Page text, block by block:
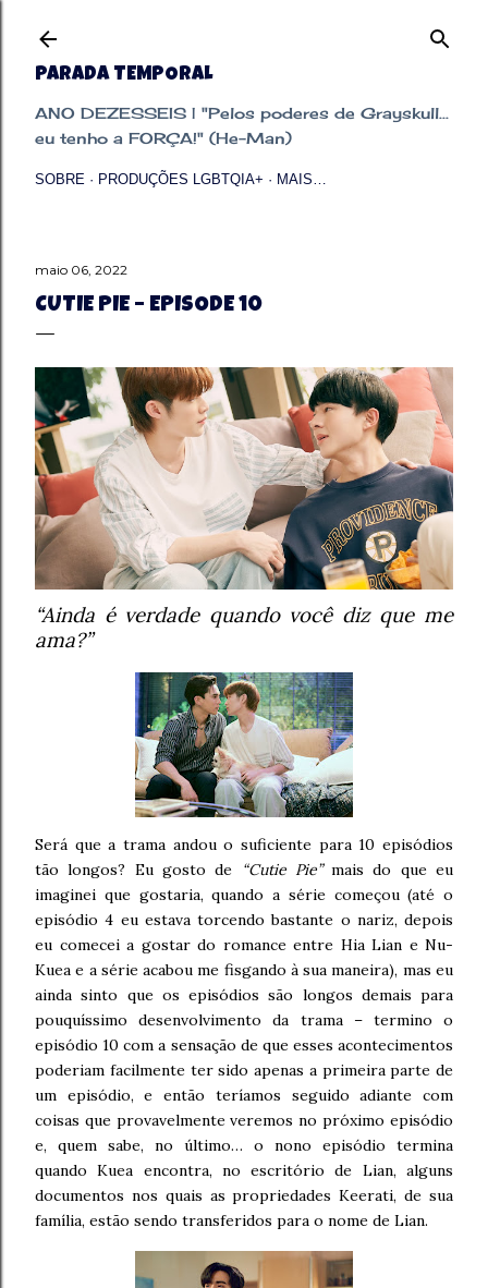
PARADA TEMPORAL
ANO DEZESSEIS | "Pelos poderes de Grayskull...
eu tenho a FORÇA!" (He-Man)
SOBRE PRODUÇÕES LGBTQIA+ MAIS…
maio 06, 2022
CUTIE PIE – EPISODE 10
“Ainda é verdade quando você diz que me
ama?”
Será que a trama andou o suficiente para 10 episódios
tão longos? Eu gosto de
“Cutie Pie”mais do que eu
imaginei que gostaria, quando a série começou (até o
episódio 4 eu estava torcendo bastante o nariz, depois
eu comecei a gostar do romance entre Hia Lian e Nu-
Kuea e a série acabou me fisgando à sua maneira), mas eu
ainda sinto que os episódios são longos demais para
pouquíssimo desenvolvimento da trama – termino o
episódio 10 com a sensação de que esses acontecimentos
poderiam facilmente ter sido apenas a primeira parte de
um episódio, e então teríamos seguido adiante com
coisas que provavelmente veremos no próximo episódio
e, quem sabe, no último… o nono episódio termina
quando Kuea encontra, no escritório de Lian, alguns
documentos nos quais as propriedades Keerati, de sua
família, estão sendo transferidos para o nome de Lian.